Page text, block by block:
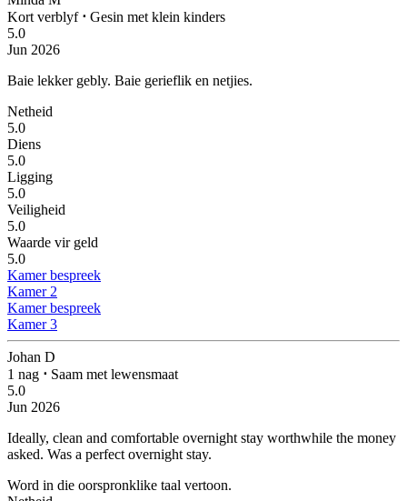
Kort verblyf ⋅ Gesin met klein kinders
5.0
Jun 2026
Baie lekker gebly. Baie gerieflik en netjies.
Netheid
5.0
Diens
5.0
Ligging
5.0
Veiligheid
5.0
Waarde vir geld
5.0
Kamer bespreek
Kamer 2
Kamer bespreek
Kamer 3
Johan D
1 nag ⋅ Saam met lewensmaat
5.0
Jun 2026
Ideally, clean and comfortable overnight stay worthwhile the money
asked. Was a perfect overnight stay.
Word in die oorspronklike taal vertoon.